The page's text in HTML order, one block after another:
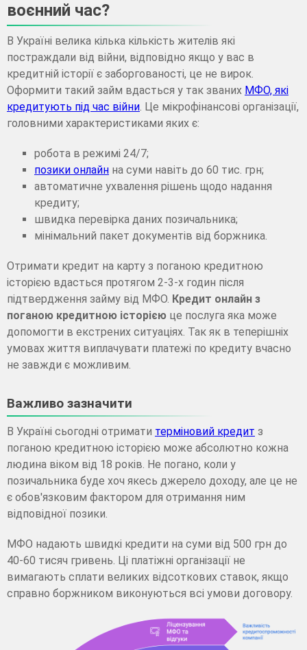
воєнний час?
В Україні велика кілька кількість жителів які
постраждали від війни, відповідно якщо у вас в
кредитній історії є заборгованості, це не вирок.
Оформити такий займ вдасться у так званих МФО, які
кредитують під час війни. Це мікрофінансові організації,
головними характеристиками яких є:
робота в режимі 24/7;
позики онлайн на суми навіть до 60 тис. грн;
автоматичне ухвалення рішень щодо надання
кредиту;
швидка перевірка даних позичальника;
мінімальний пакет документів від боржника.
Отримати кредит на карту з поганою кредитною
історією вдасться протягом 2-3-х годин після
підтвердження займу від МФО. Кредит онлайн з
поганою кредитною історією це послуга яка може
допомогти в екстрених ситуаціях. Так як в теперішніх
умовах життя виплачувати платежі по кредиту вчасно
не завжди є можливим.
Важливо зазначити
В Україні сьогодні отримати терміновий кредит з
поганою кредитною історією може абсолютно кожна
людина віком від 18 років. Не погано, коли у
позичальника буде хоч якесь джерело доходу, але це не
є обов'язковим фактором для отримання ним
відповідної позики.
МФО надають швидкі кредити на суми від 500 грн до
40-60 тисяч гривень. Ці платіжні організації не
вимагають сплати великих відсоткових ставок, якщо
справно боржником виконуються всі умови договору.